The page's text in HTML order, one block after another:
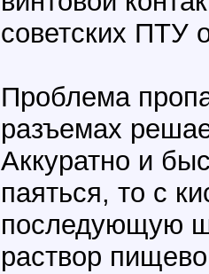
советских ПТУ
Проблема
разъемах
Аккуратно и
паяться, то с
последующую
раствор